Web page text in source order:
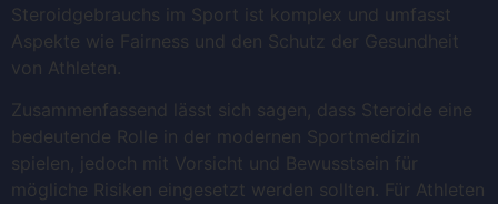
Steroidgebrauchs im Sport ist komplex und umfasst
Aspekte wie Fairness und den Schutz der Gesundheit
von Athleten.
Zusammenfassend lässt sich sagen, dass Steroide eine
bedeutende Rolle in der modernen Sportmedizin
spielen, jedoch mit Vorsicht und Bewusstsein für
mögliche Risiken eingesetzt werden sollten. Für Athleten